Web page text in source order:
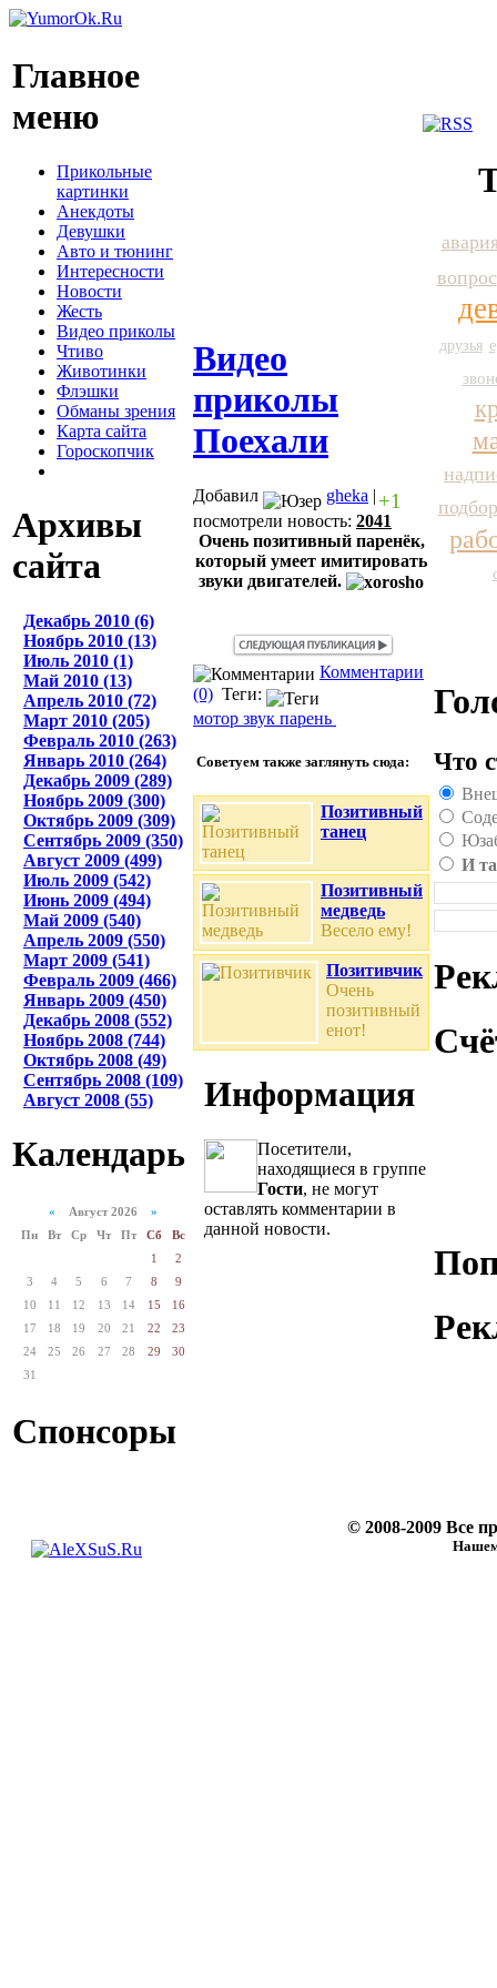
Главное
меню
Прикольные
картинки
Анекдоты
Девушки
Авто и тюнинг
Интересности
Новости
Жесть
Видео приколы
Чтиво
Животинки
Флэшки
Обманы зрения
Карта сайта
Гороскопчик
Архивы
сайта
Декабрь 2010 (6)
Ноябрь 2010 (13)
Июль 2010 (1)
Май 2010 (13)
Апрель 2010 (72)
Март 2010 (205)
Февраль 2010 (263)
Январь 2010 (264)
Декабрь 2009 (289)
Ноябрь 2009 (300)
Октябрь 2009 (309)
Сентябрь 2009 (350)
Август 2009 (499)
Июль 2009 (542)
Июнь 2009 (494)
Май 2009 (540)
Апрель 2009 (550)
Март 2009 (541)
Февраль 2009 (466)
Январь 2009 (450)
Декабрь 2008 (552)
Ноябрь 2008 (744)
Октябрь 2008 (49)
Сентябрь 2008 (109)
Август 2008 (55)
Календарь
« Август 2026 »
Пн
Вт Ср Чт Пт Сб
Вс
1
2
3
4 5 6 7 8
9
10
11 12 13 14 15
16
17
18 19 20 21 22
23
24
25 26 27 28 29
30
31
Спонсоры
Видео
приколы
Поехали
+1
Добавил gheka |
посмотрели новость: 2041
Очень позитивный паренёк,
который умеет имитировать
звуки двигателей.
Комментарии
(0) Теги:
мотор звук парень
Советуем также заглянуть сюда:
Позитивный
танец
Позитивный
медведь
Весело ему!
Позитивчик
Очень
позитивный
енот!
Информация
Посетители,
находящиеся в группе
Гости, не могут
оставлять комментарии в
данной новости.
вопрос
друзья
Что
И
© 2008-2009 Все